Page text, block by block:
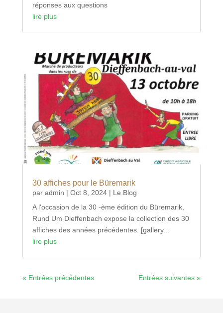
réponses aux questions
lire plus
30 affiches pour le Büremarik
par admin | Oct 8, 2024| Le Blog
A l'occasion de la 30 -ème édition du Büremarik,
Rund Um Dieffenbach expose la collection des 30
affiches des années précédentes. [gallery...
lire plus
« Entrées précédentes Entrées suivantes »